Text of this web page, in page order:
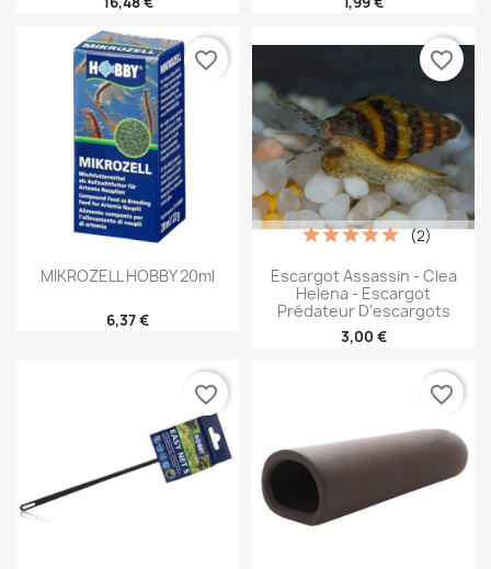
MIKROZELL HOBBY 20ml
6,37 €
favorite_border
Escargot Assassin - Clea
Helena - Escargot
Prédateur D'escargots
3,00 €
(2)
favorite_border
favorite_border favorite_border